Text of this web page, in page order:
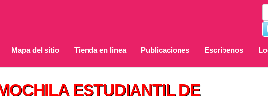
Mapa del sitio Tienda en linea Publicaciones Escribenos
ESTUDIANTIL DE